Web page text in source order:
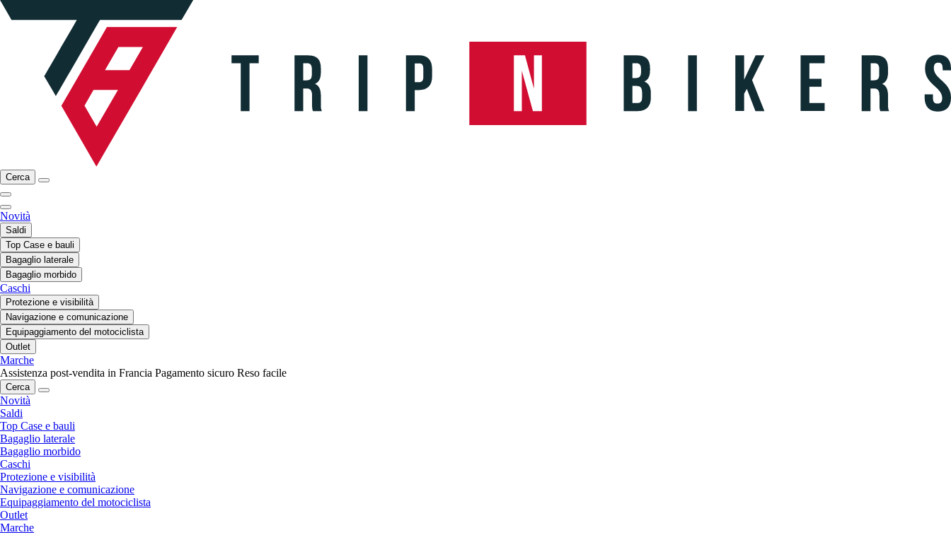
Cerca
Novità
Saldi
Top Case e bauli
Bagaglio laterale
Bagaglio morbido
Caschi
Protezione e visibilità
Navigazione e comunicazione
Equipaggiamento del motociclista
Outlet
Marche
Assistenza post-vendita in Francia Pagamento sicuro Reso facile
Cerca
Novità
Saldi
Top Case e bauli
Bagaglio laterale
Bagaglio morbido
Caschi
Protezione e visibilità
Navigazione e comunicazione
Equipaggiamento del motociclista
Outlet
Marche